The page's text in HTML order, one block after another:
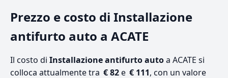
Prezzo e costo di Installazione
antifurto auto a ACATE
Il costo di Installazione antifurto autoa ACATE si
colloca attualmente tra € 82e € 111, con un valore